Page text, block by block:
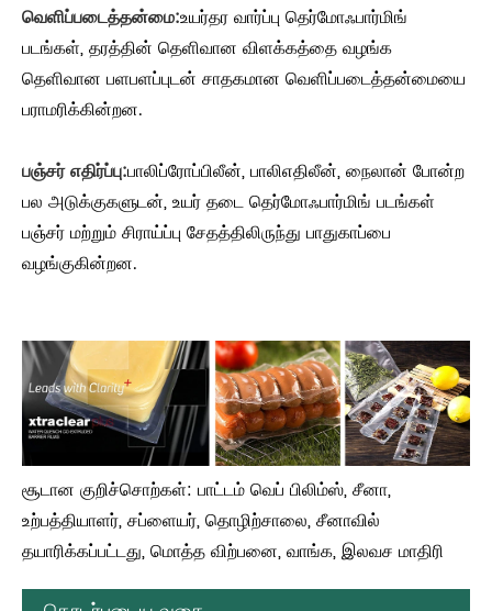
வெளிப்படைத்தன்மை:உயர்தர வார்ப்பு தெர்மோஃபார்மிங்
படங்கள், தரத்தின் தெளிவான விளக்கத்தை வழங்க
தெளிவான பளபளப்புடன் சாதகமான வெளிப்படைத்தன்மையை
பராமரிக்கின்றன.
பஞ்சர் எதிர்ப்பு:பாலிப்ரோப்பிலீன், பாலிஎதிலீன், நைலான் போன்ற
பல அடுக்குகளுடன், உயர் தடை தெர்மோஃபார்மிங் படங்கள்
பஞ்சர் மற்றும் சிராய்ப்பு சேதத்திலிருந்து பாதுகாப்பை
வழங்குகின்றன.
சூடான குறிச்சொற்கள்: பாட்டம் வெப் பிலிம்ஸ், சீனா,
உற்பத்தியாளர், சப்ளையர், தொழிற்சாலை, சீனாவில்
தயாரிக்கப்பட்டது, மொத்த விற்பனை, வாங்க, இலவச மாதிரி